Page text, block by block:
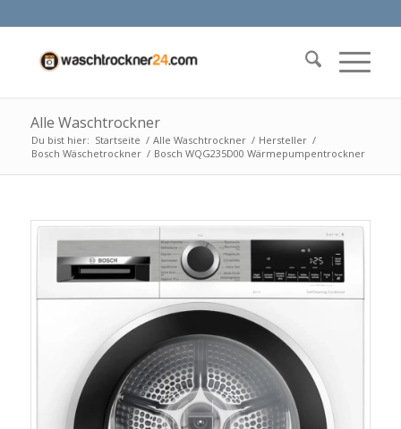
Alle Waschtrockner
Du bist hier: Startseite / Alle Waschtrockner / Hersteller /
Bosch Wäschetrockner / Bosch WQG235D00 Wärmepumpentrockner